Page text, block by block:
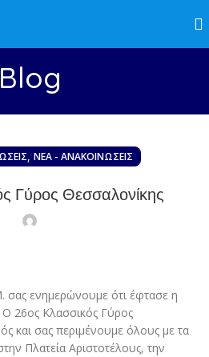
Blog
, ΝΈΑ - ΑΝΑΚΟΙΝΏΣΕΙΣ
Γύρος Θεσσαλονίκης
σας ενημερώνουμε ότι έφτασε η
26ος Κλασσικός Γύρος
και σας περιμένουμε όλους με τα
Πλατεία Αριστοτέλους, την